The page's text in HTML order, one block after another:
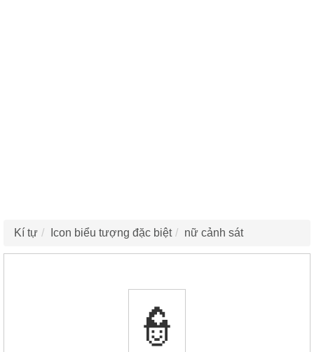
Kí tự Icon biểu tượng đặc biệt nữ cảnh sát
👮‍